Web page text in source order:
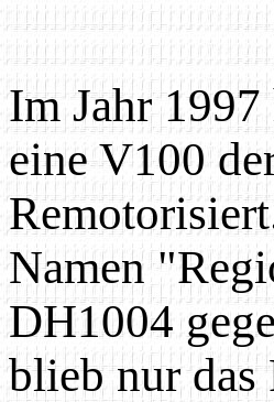
Im Jahr
eine V100
Namen
DH1004
blieb nur das